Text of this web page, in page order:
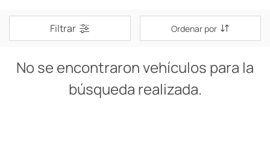
Filtrar Ordenar por
No se encontraron vehículos para la
búsqueda realizada.